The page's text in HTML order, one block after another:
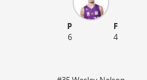
P
F
6
4